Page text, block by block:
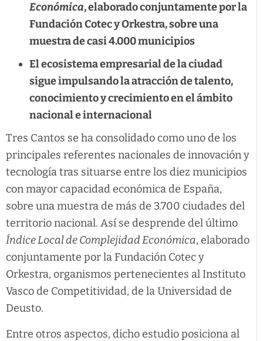
Económica, elaborado conjuntamente por la
Fundación Cotec y Orkestra, sobre una
muestra de casi 4.000 municipios
El ecosistema empresarial de la ciudad
sigue impulsando la atracción de talento,
conocimiento y crecimiento en el ámbito
nacional e internacional
Tres Cantos se ha consolidado como uno de los
principales referentes nacionales de innovación y
tecnología tras situarse entre los diez municipios
con mayor capacidad económica de España,
sobre una muestra de más de 3.700 ciudades del
territorio nacional. Así se desprende del último
Índice Local de Complejidad Económica, elaborado
conjuntamente por la Fundación Cotec y
Orkestra, organismos pertenecientes al Instituto
Vasco de Competitividad, de la Universidad de
Deusto.
Entre otros aspectos, dicho estudio posiciona al